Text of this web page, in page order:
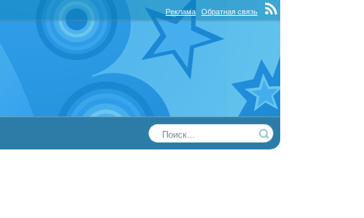
Реклама Обратная связь